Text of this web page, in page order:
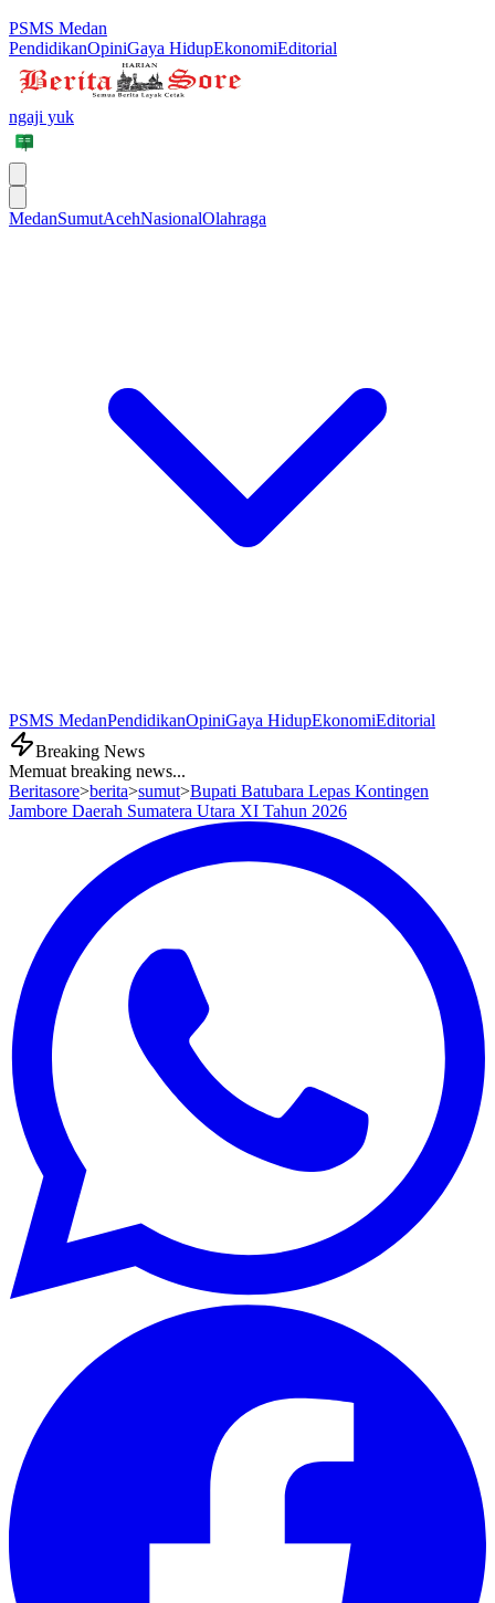
PSMS Medan
PendidikanOpiniGaya HidupEkonomiEditorial
ngaji yuk
MedanSumutAcehNasionalOlahraga
PSMS MedanPendidikanOpiniGaya HidupEkonomiEditorial
Breaking News
Memuat breaking news...
Beritasore>berita>sumut>Bupati Batubara Lepas Kontingen
Jambore Daerah Sumatera Utara XI Tahun 2026